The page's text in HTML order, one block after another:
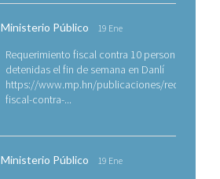
Ministerio Público 19 Ene
Requerimiento fiscal contra 10 personas
detenidas el fin de semana en Danlí
https://www.mp.hn/publicaciones/
fiscal-contra-...
Ministerio Público 19 Ene